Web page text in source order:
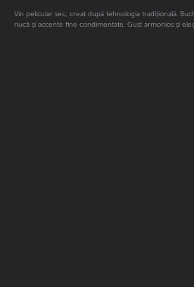
Vin pelicular sec, creat după tehnologia tradițională.
nucă și accente fine condimentate. Gust armonios și